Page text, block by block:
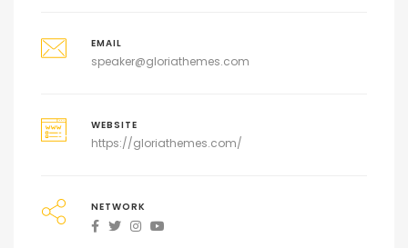
EMAIL
speaker@gloriathemes.com
WEBSITE
https://gloriathemes.com/
NETWORK